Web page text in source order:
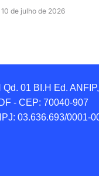
10 de julho de 2026
01 BI.H Ed.
DF - CEP: 70040-907
03.636.693/0001-